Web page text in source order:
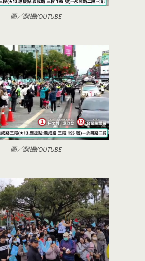
圖／翻攝YOUTUBE
圖／翻攝YOUTUBE